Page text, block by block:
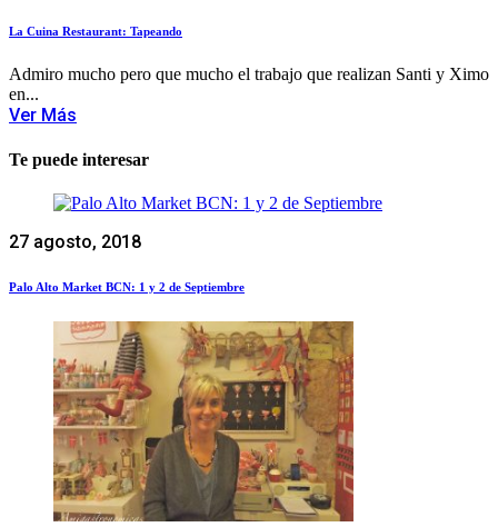
La Cuina Restaurant: Tapeando
Admiro mucho pero que mucho el trabajo que realizan Santi y Ximo
en...
Ver Más
Te puede interesar
27 agosto, 2018
Palo Alto Market BCN: 1 y 2 de Septiembre